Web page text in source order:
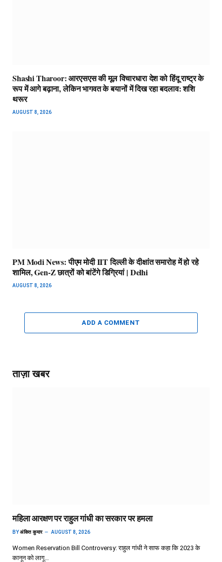
Shashi Tharoor: आरएसएस की मूल विचारधारा देश को हिंदू राष्ट्र के
रूप में आगे बढ़ाना, लेकिन भागवत के बयानों में दिख रहा बदलाव: शशि
थरूर
AUGUST 8, 2026
PM Modi News: पीएम मोदी IIT दिल्ली के दीक्षांत समारोह में हो रहे
शामिल, Gen-Z छात्रों को बांटेंगे डिग्रियां | Delhi
AUGUST 8, 2026
ADD A COMMENT
ताज़ा खबर
महिला आरक्षण पर राहुल गांधी का सरकार पर हमला
BYअंकित कुमार AUGUST 8, 2026
Women Reservation Bill Controversy: राहुल गांधी ने साफ कहा कि 2023 के
कानून को लागू…